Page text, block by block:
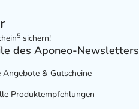
5 sichern!
des Aponeo-Newsletters
Angebote & Gutscheine
Produktempfehlungen